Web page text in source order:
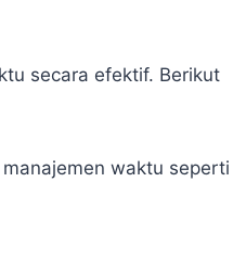
secara efektif. Berikut
waktu seperti